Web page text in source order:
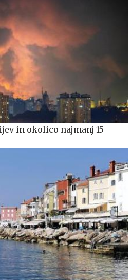
in okolico najmanj 15